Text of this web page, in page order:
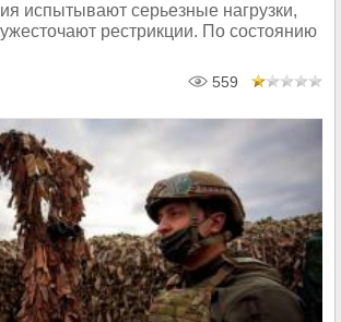
испытывают серьезные нагрузки,
рестрикции. По состоянию
559